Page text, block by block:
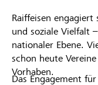
Raiffeisen
und soziale Vielfalt
nationaler Ebene.
schon heute
Vorhaben.
Das Engagement